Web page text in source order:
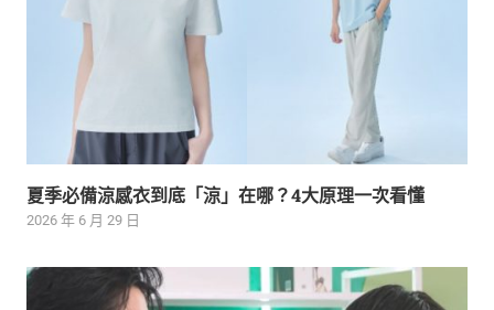
夏季必備涼感衣到底「涼」在哪？4大原理一次看懂
2026 年 6 月 29 日